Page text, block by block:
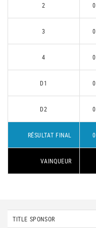
2 0
3 0
4 0
D1 0
D2 0
RÉSULTAT FINAL 0
VAINQUEUR
TITLE SPONSOR